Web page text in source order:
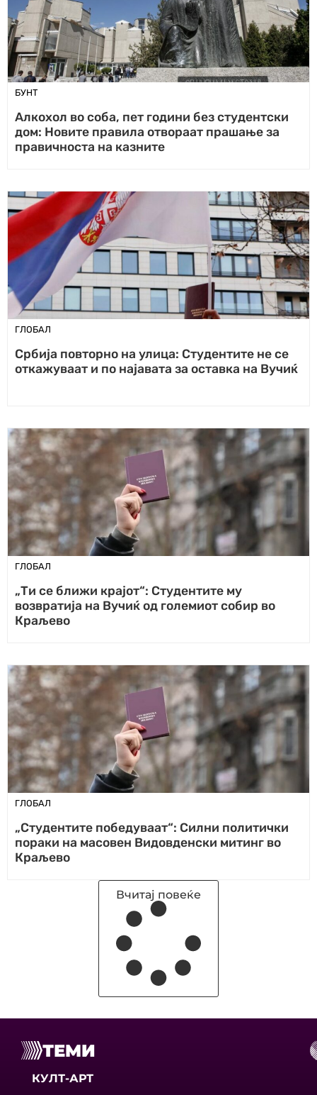
БУНТ
Алкохол во соба, пет години без студентски
дом: Новите правила отвораат прашање за
правичноста на казните
ГЛОБАЛ
Србија повторно на улица: Студентите не се
откажуваат и по најавата за оставка на Вучиќ
ГЛОБАЛ
„Ти се ближи крајот“: Студентите му
возвратија на Вучиќ од големиот собир во
Краљево
ГЛОБАЛ
„Студентите победуваат“: Силни политички
пораки на масовен Видовденски митинг во
Краљево
Вчитај повеќе
ТЕМИ
КУЛТ-АРТ